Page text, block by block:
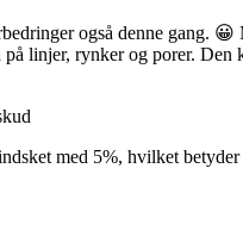
også denne gang.
linjer, rynker og porer.
med 5%, hvilket